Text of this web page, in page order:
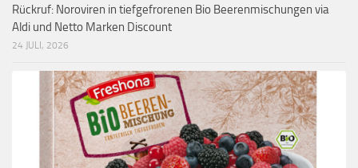
Rückruf: Noroviren in tiefgefrorenen Bio Beerenmischungen via
Aldi und Netto Marken Discount
24 JULI, 2026